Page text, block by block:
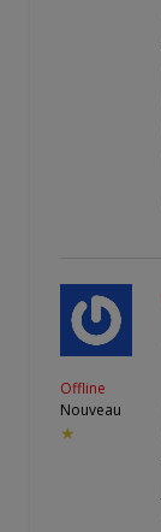
Offline
Nouveau
★